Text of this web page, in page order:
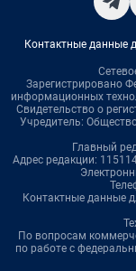
Контактные данные
Зарегистрировано
информационных
Свидетельство о
Учредитель:
Главный
Адрес редакции:
Контактные данные
По вопросам
по работе с